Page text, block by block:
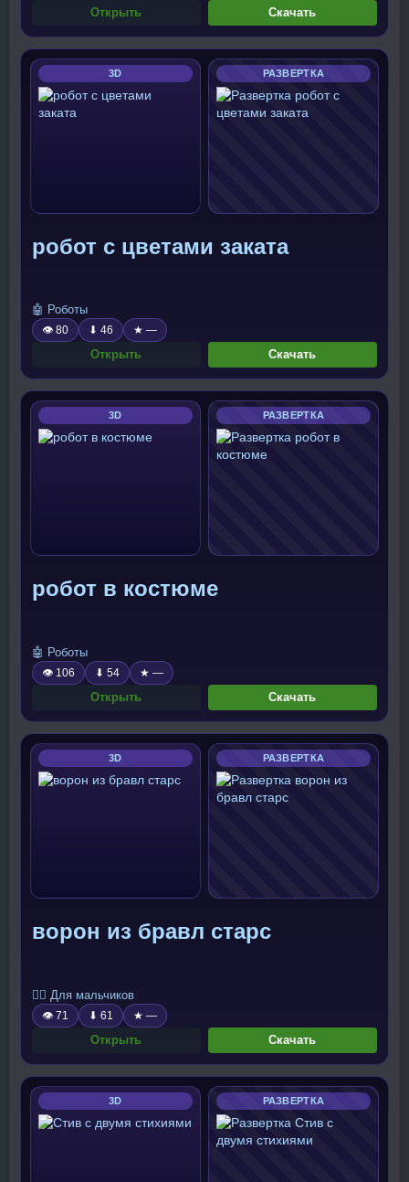
Открыть Скачать
3D РАЗВЕРТКА
робот с цветами заката
🤖 Роботы
👁 80 ⬇ 46 ★ —
Открыть Скачать
3D РАЗВЕРТКА
робот в костюме
🤖 Роботы
👁 106 ⬇ 54 ★ —
Открыть Скачать
3D РАЗВЕРТКА
ворон из бравл старс
🧍‍♂️ Для мальчиков
👁 71 ⬇ 61 ★ —
Открыть Скачать
3D РАЗВЕРТКА